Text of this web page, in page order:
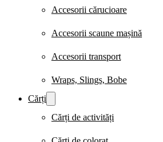
Accesorii cărucioare
Accesorii scaune mașină
Accesorii transport
Wraps, Slings, Bobe
Cărți
Cărți de activități